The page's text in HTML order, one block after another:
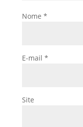
Nome *
E-mail *
Site